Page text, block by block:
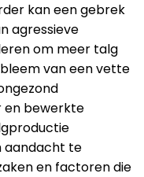
kan een gebrek
agressieve
om meer talg
van een vette
en bewerkte
aandacht te
en factoren die